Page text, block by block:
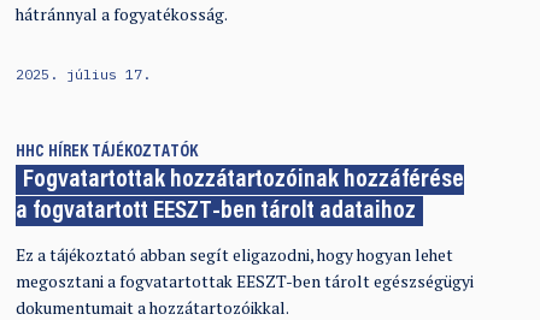
hátránnyal a fogyatékosság.
2025. július 17.
HHC HÍREK TÁJÉKOZTATÓK
Fogvatartottak hozzátartozóinak hozzáférése
a fogvatartott EESZT-ben tárolt adataihoz
Ez a tájékoztató abban segít eligazodni, hogy hogyan lehet
megosztani a fogvatartottak EESZT-ben tárolt egészségügyi
dokumentumait a hozzátartozóikkal.